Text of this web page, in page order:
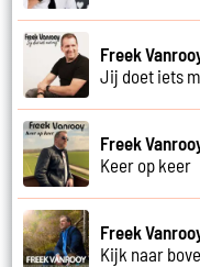
Freek
Jij doet iets
Freek
Keer op keer
Freek
Kijk naar